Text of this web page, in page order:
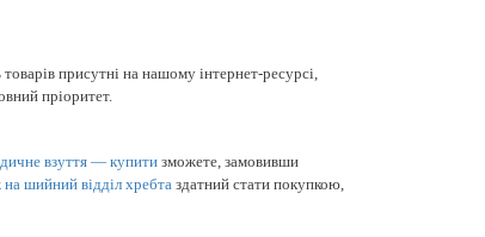
присутні на нашому інтернет-ресурсі,
пріоритет.
взуття — купити зможете, замовивши
шийний відділ хребта здатний стати покупкою,